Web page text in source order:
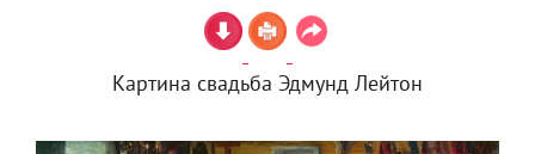
Картина свадьба Эдмунд Лейтон